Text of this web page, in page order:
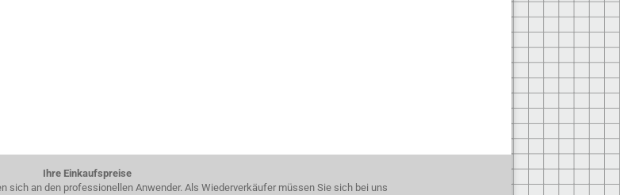
Ihre Einkaufspreise
sich an den professionellen Anwender. Als Wiederverkäufer müssen Sie sich bei uns